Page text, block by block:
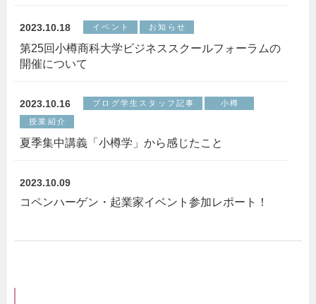
2023.10.18 イベント お知らせ
第25回小樽商科大学ビジネススクールフォーラムの
開催について
2023.10.16 ブログ学生スタッフ記事 小樽
授業紹介
夏季集中講義「小樽学」から感じたこと
2023.10.09
コペンハーゲン・起業家イベント参加レポート！